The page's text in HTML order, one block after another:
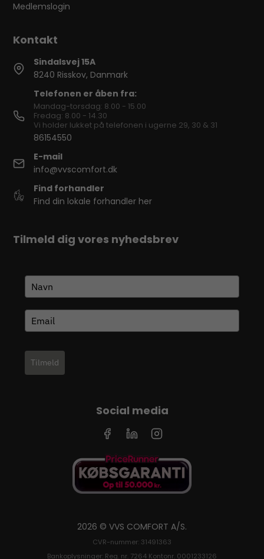
Medlemslogin
Sindalsvej 15A
8240 Risskov, Danmark
Telefonen er åben fra:
Mandag-torsdag: 8.00 - 15.00
Fredag: 8.00 - 14.30
Vi holder lukket på telefonen i ugerne 29, 30 & 31
86154550
E-mail
info@vvscomfort.dk
Find forhandler
Find din lokale forhandler her
Tilmeld dig vores nyhedsbrev
Tilmeld
Social media
2026 © VVS COMFORT A/S.
CVR-nummer: 31491363
Bankoplysninger: Reg. nr. 7264 Kontonr. 0001233126